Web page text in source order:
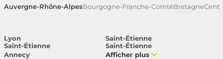
Auvergne-Rhône-AlpesBourgogne-Franche-ComtéBretagne
Lyon
Saint-Étienne
Saint-Étienne
Saint-Étienne
Annecy
Afficher plus